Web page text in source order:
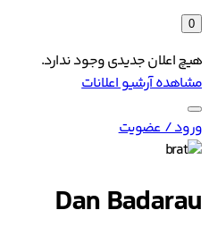
0
هیچ اعلان جدیدی وجود ندارد.
مشاهده آرشیو اعلانات
ورود / عضویت
Dan Badarau